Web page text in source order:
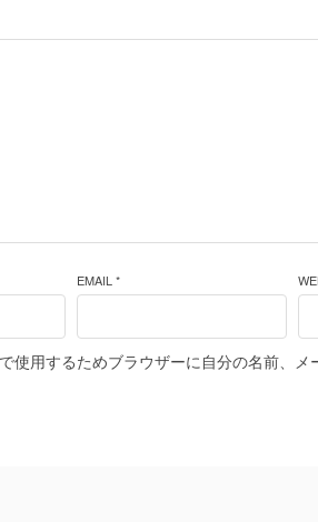
EMAIL *
使用するためブラウザーに自分の名前、メ